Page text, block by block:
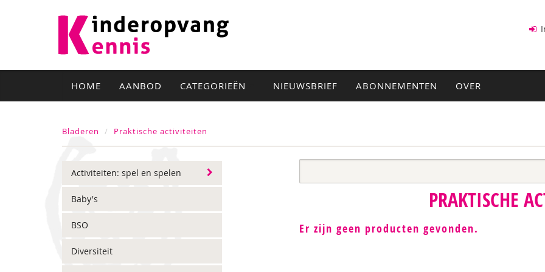
HOME AANBOD CATEGORIEËN NIEUWSBRIEF ABONNEMENTEN OVER
Bladeren Praktische activiteiten
Activiteiten: spel en spelen
Baby's
BSO
Diversiteit
PRAKTISCHE
Er zijn geen producten gevonden.